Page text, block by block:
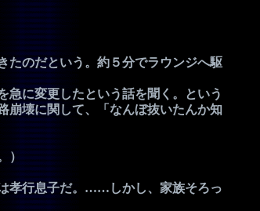
たのだという。約５分でラウンジへ駆
に変更したという話を聞く。という
壊に関して、「なんぼ抜いたんか知
）
孝行息子だ。……しかし、家族そろっ